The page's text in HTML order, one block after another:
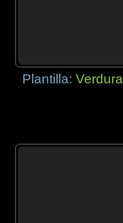
Plantilla:Verdura